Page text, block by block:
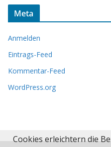
-
r
e
e
Meta
Anmelden
Eintrags-Feed
Kommentar-Feed
WordPress.org
Cookies erleichtern die